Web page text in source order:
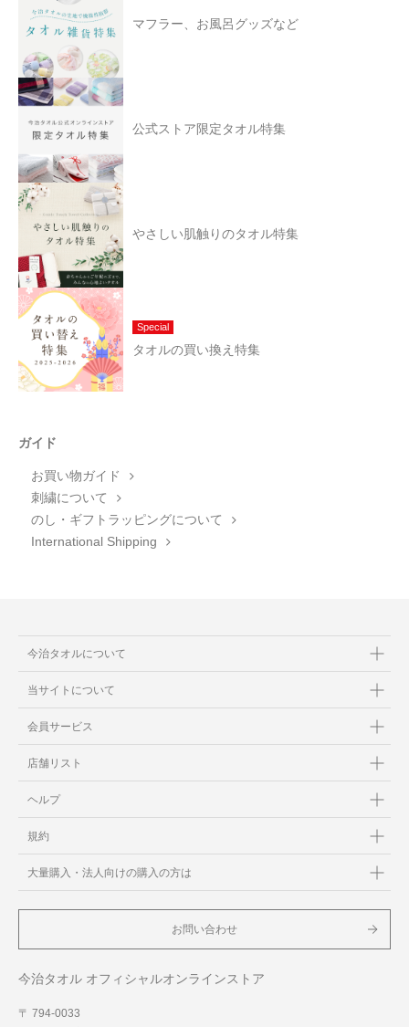
マフラー、お風呂グッズなど
公式ストア限定タオル特集
やさしい肌触りのタオル特集
Special
タオルの買い換え特集
ガイド
お買い物ガイド
刺繍について
のし・ギフトラッピングについて
International Shipping
今治タオルについて
当サイトについて
会員サービス
店舗リスト
ヘルプ
規約
大量購入・法人向けの購入の方は
お問い合わせ
今治タオル オフィシャルオンラインストア
〒 794-0033